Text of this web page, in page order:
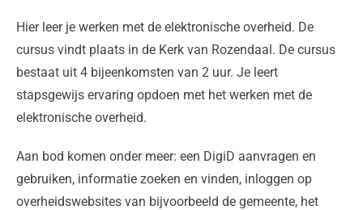
Hier leer je werken met de elektronische overheid. De
cursus vindt plaats in de Kerk van Rozendaal. De cursus
bestaat uit 4 bijeenkomsten van 2 uur. Je leert
stapsgewijs ervaring opdoen met het werken met de
elektronische overheid.
Aan bod komen onder meer: een DigiD aanvragen en
gebruiken, informatie zoeken en vinden, inloggen op
overheidswebsites van bijvoorbeeld de gemeente, het